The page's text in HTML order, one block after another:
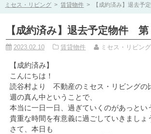
ミセス・リビング > 賃貸物件 > 【成約済み】退去予
【成約済み】退去予定物件 第
2023.02.10 賃貸物件 ミセス・リビング
【成約済み】
こんにちは！
読谷村より 不動産のミセス・リビングの
週の真ん中ということで、
本当に一日一日、過ぎていくのがあっとい
貴重な時間を有意義に過ごしていきましょ
さて、本日も